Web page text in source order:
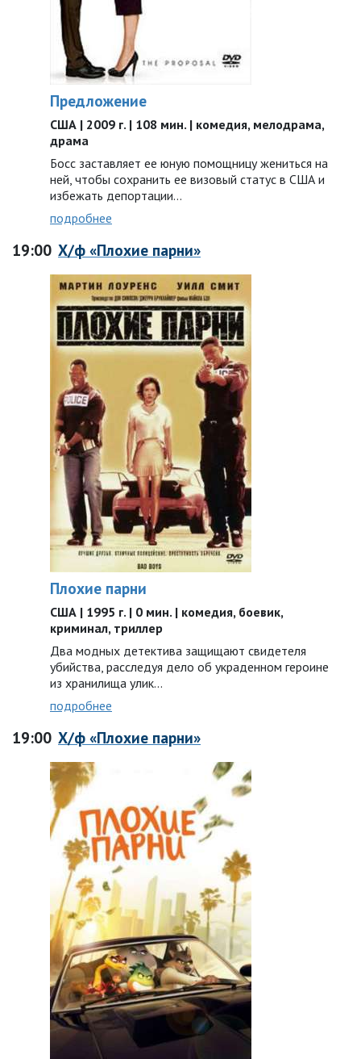
Предложение
США | 2009 г. | 108 мин. | комедия, мелодрама,
драма
Босс заставляет ее юную помощницу жениться на
ней, чтобы сохранить ее визовый статус в США и
избежать депортации…
подробнее
19:00 Х/ф «Плохие парни»
Плохие парни
США | 1995 г. | 0 мин. | комедия, боевик,
криминал, триллер
Два модных детектива защищают свидетеля
убийства, расследуя дело об украденном героине
из хранилища улик...
подробнее
19:00 Х/ф «Плохие парни»